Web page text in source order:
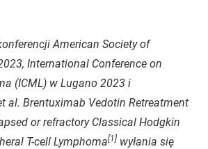
American Society of
International Conference on
(ICML) w Lugano 2023 i
al. Brentuximab Vedotin Retreatment
or refractory Classical Hodgkin
T-cell Lymphoma[1] wyłania się